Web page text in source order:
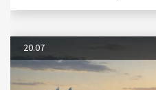
20.07